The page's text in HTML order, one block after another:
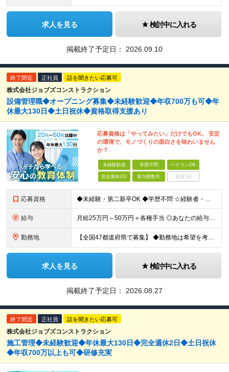
求人を見る 検討中に入れる
掲載終了予定日： 2026.09.10
終了間近 正社員 話を聞きたい応募可
株式会社ジョブズコンストラクション
設備管理職◆オープニング募集◆未経験歓迎◆年収700万も可◆年
休最大130日◆土日祝休◆資格取得支援あり
応募資格は「やってみたい」だけでもOK。 安定
の環境で、モノづくりの面白さを味わいません
か？
未経験歓迎 学歴不問 ベテランOK
完全週休2日 賞与複数月 面接1回
応募資格 ◆未経験・第二新卒OK ◆学歴不問 ☆経験者・下記、資格保有者歓迎します。
給与 月給25万円～50万円＋各種手当 ◎あなたの給与は、これまでの経験や能力を考慮の上、決定します！ ◎待遇条件の詳細は面接でご相談ください。 ◎残業代は全額別途支給します ★前職給与を考慮します！
勤務地 【全国47都道府県で募集】 ◆勤務地は希望を考慮 ◆転勤なし ◆U・I・Jターン歓迎！ ◆基本直行直帰 ＼積極採用中／ 関東：東京都、神奈川県、埼玉県、千葉県 北陸：富山県、石川県、福井県 東海：愛
求人を見る 検討中に入れる
掲載終了予定日： 2026.08.27
終了間近 正社員 話を聞きたい応募可
株式会社ジョブズコンストラクション
施工管理◆未経験歓迎◆年休最大130日◆完全週休2日◆土日祝休
◆年収700万以上も可◆研修充実